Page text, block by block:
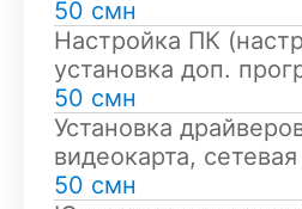
50 смн
Настройка ПК
установка доп.
50 смн
Установка
видеокарта,
50 смн